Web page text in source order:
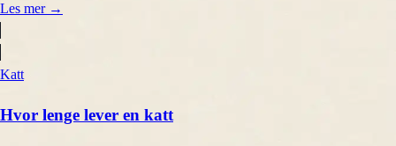
Les mer →
Katt
Hvor lenge lever en katt